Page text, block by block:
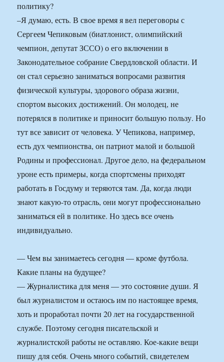
политику?
–Я думаю, есть. В свое время я вел переговоры с
Сергеем Чепиковым (биатлонист, олимпийский
чемпион, депутат ЗССО) о его включении в
Законодательное собрание Свердловской области. И
он стал серьезно заниматься вопросами развития
физической культуры, здорового образа жизни,
спортом высоких достижений. Он молодец, не
потерялся в политике и приносит большую пользу. Но
тут все зависит от человека. У Чепикова, например,
есть дух чемпионства, он патриот малой и большой
Родины и профессионал. Другое дело, на федеральном
уроне есть примеры, когда спортсмены приходят
работать в Госдуму и теряются там. Да, когда люди
знают какую-то отрасль, они могут профессионально
заниматься ей в политике. Но здесь все очень
индивидуально.
— Чем вы занимаетесь сегодня — кроме футбола.
Какие планы на будущее?
— Журналистика для меня — это состояние души. Я
был журналистом и остаюсь им по настоящее время,
хоть и проработал почти 20 лет на государственной
службе. Поэтому сегодня писательской и
журналистской работы не оставляю. Кое-какие вещи
пишу для себя. Очень много событий, свидетелем